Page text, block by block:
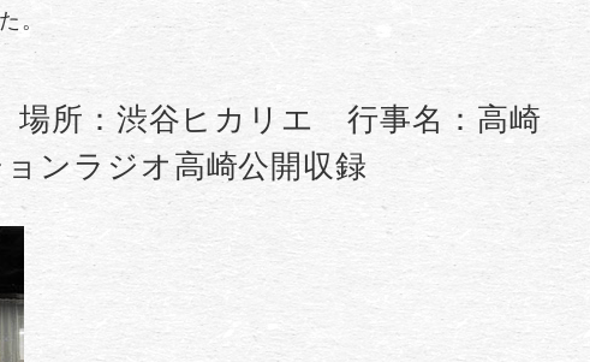
。
場所：渋谷ヒカリエ 行事名：高崎
ンラジオ高崎公開収録